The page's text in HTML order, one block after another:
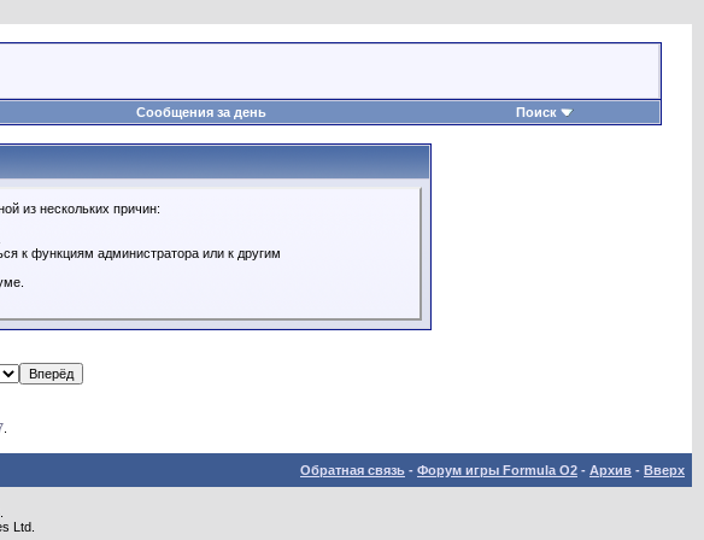
Сообщения за день Поиск
из нескольких причин:
к функциям администратора или к другим
.
Обратная связь - Форум игры Formula O2 - Архив - Вверх
Ltd.